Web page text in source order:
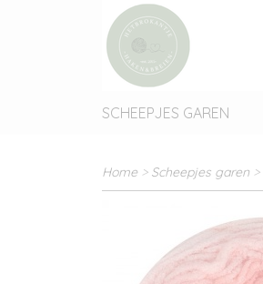
SCHEEPJES GAREN
Home > Scheepjes garen >